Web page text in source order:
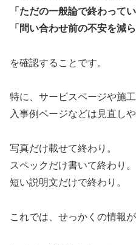
「ただの一般論で終わって
「問い合わせ前の不安を減
を確認することです。
特に、サービスページや施
入事例ページなどは見直し
写真だけ載せて終わり。
スペックだけ書いて終わり。
短い説明文だけで終わり。
これでは、せっかくの情報